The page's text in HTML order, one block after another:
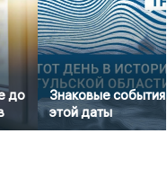
до
Знаковые события
этой даты